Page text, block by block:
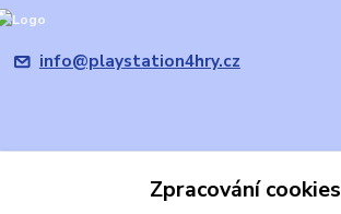
info@playstation4hry.cz
Upravit sběr cookies.
Zpracování cookies